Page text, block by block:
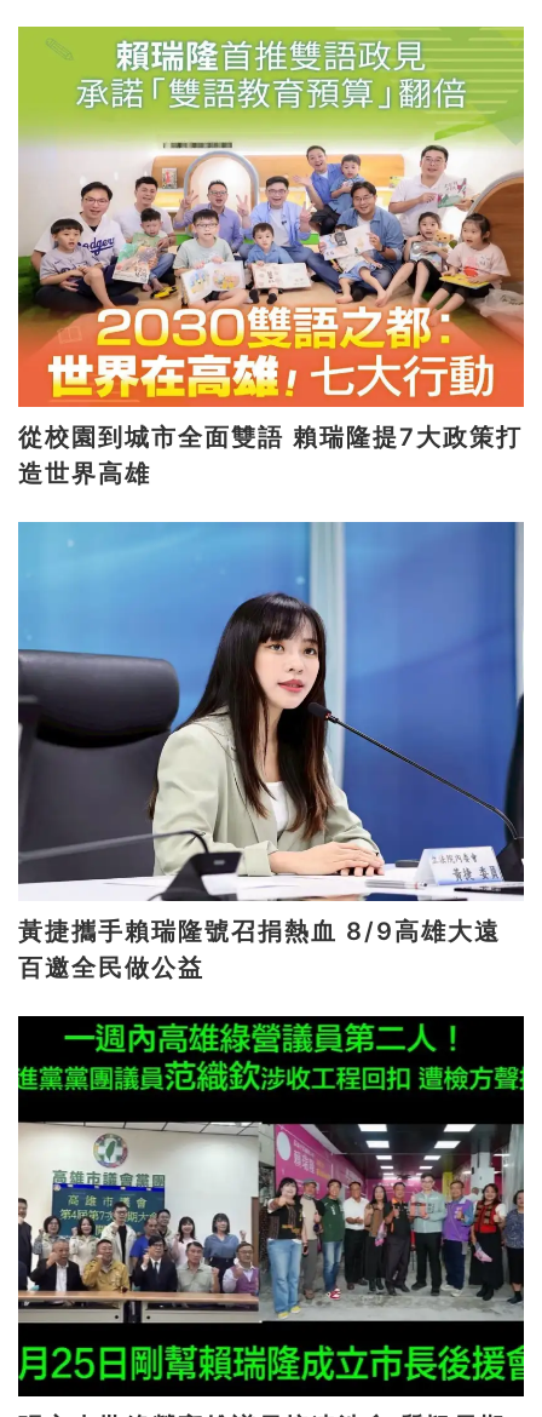
從校園到城市全面雙語 賴瑞隆提7大政策打
造世界高雄
黃捷攜手賴瑞隆號召捐熱血 8/9高雄大遠
百邀全民做公益